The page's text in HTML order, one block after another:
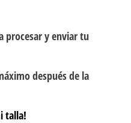
procesar y enviar tu
después de la
talla!